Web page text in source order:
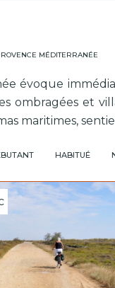
MÉDITERRANÉE
évoque
ombragées et
maritimes,
HABITUÉ